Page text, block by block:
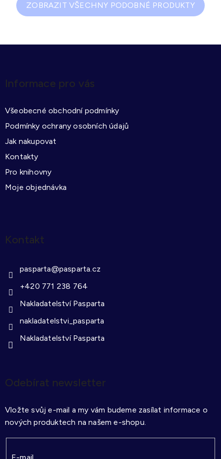
ZOBRAZIT VŠECHNY PODOBNÉ PRODUKTY
p
aInformace pro vás
Všeobecné obchodní podmínky
Podmínky ochrany osobních údajů
Jak nakupovat
Kontakty
Pro knihovny
Moje objednávka
Kontakt
pasparta@pasparta.cz
+420 771 238 764
Nakladatelství Pasparta
nakladatelstvi_pasparta
Nakladatelství Pasparta
Odebírat newsletter
Vložte svůj e-mail a my vám budeme zasílat informace o
nových produktech na našem e-shopu.